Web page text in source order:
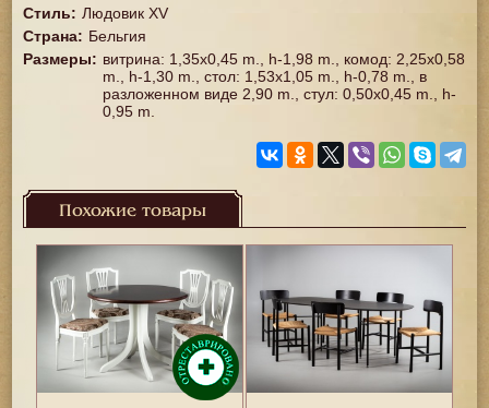
Стиль: Людовик XV
Страна: Бельгия
Размеры: витрина: 1,35x0,45 m., h-1,98 m., комод: 2,25x0,58
m., h-1,30 m., стол: 1,53x1,05 m., h-0,78 m., в
разложенном виде 2,90 m., стул: 0,50x0,45 m., h-
0,95 m.
Похожие товары